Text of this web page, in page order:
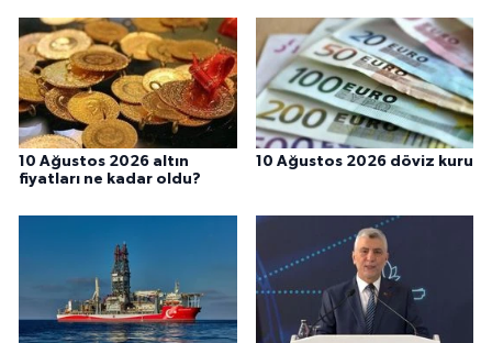
10 Ağustos 2026 altın
fiyatları ne kadar oldu?
10 Ağustos 2026 döviz kuru